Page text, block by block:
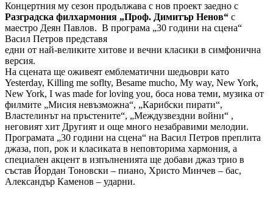
Концертния му сезон продължава с нов проект заедно с
Разградска филхармония „Проф. Димитър Ненов“ с
маестро Деян Павлов. В програма „30 години на сцена“
Васил Петров представя
едни от най-великите хитове и вечни класики в симфонична
версия.
На сцената ще оживеят емблематични шедьоври като
Yesterday, Killing me soflty, Besame mucho, My way, Nеw York,
New York, I was made for loving you, боса нова теми, музика от
филмите „Мисия невъзможна“, „Карибски пирати“,
Властелинът на пръстените“, „Междузвездни войни“ ,
неговият хит Другият и още много незабравими мелодии.
Програмата „30 години на сцена“ на Васил Петров преплита
джаза, поп, рок и класиката в неповторима хармония, а
специален акцент в изпълненията ще добави джаз трио в
състав Йордан Тоновски – пиано, Христо Минчев – бас,
Александър Каменов – ударни.